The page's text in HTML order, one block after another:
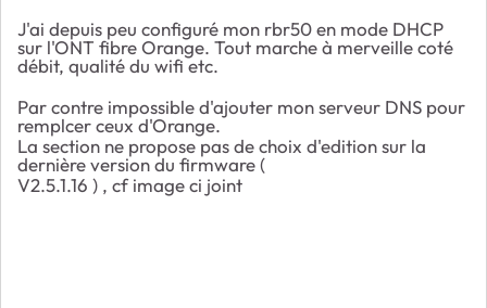
J'ai depuis peu configuré mon rbr50 en mode DHCP
sur l'ONT fibre Orange. Tout marche à merveille coté
débit, qualité du wifi etc.
Par contre impossible d'ajouter mon serveur DNS pour
remplcer ceux d'Orange.
La section ne propose pas de choix d'edition sur la
dernière version du firmware (
V2.5.1.16 ) , cf image ci joint